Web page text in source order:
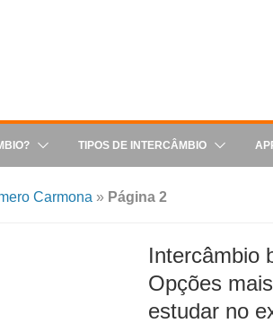
TIPOS DE INTERCÂMBIO
Carmona » Página 2
Intercâmbio
Opções
estudar no